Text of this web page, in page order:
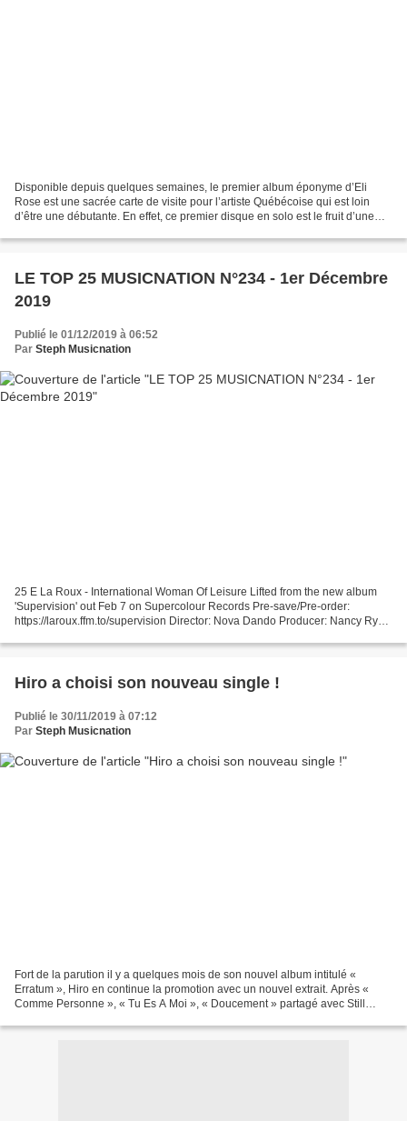
Disponible depuis quelques semaines, le premier album éponyme d’Eli
Rose est une sacrée carte de visite pour l’artiste Québécoise qui est loin
d’être une débutante. En effet, ce premier disque en solo est le fruit d’une
LE TOP 25 MUSICNATION N°234 - 1er Décembre
2019
Publié le 01/12/2019 à 06:52
Par Steph Musicnation
25 E La Roux - International Woman Of Leisure Lifted from the new album
'Supervision' out Feb 7 on Supercolour Records Pre-save/Pre-order:
https://laroux.ffm.to/supervision Director: Nova Dando Producer: Nancy Ryan
Hiro a choisi son nouveau single !
Publié le 30/11/2019 à 07:12
Par Steph Musicnation
Fort de la parution il y a quelques mois de son nouvel album intitulé «
Erratum », Hiro en continue la promotion avec un nouvel extrait. Après «
Comme Personne », « Tu Es A Moi », « Doucement » partagé avec Still